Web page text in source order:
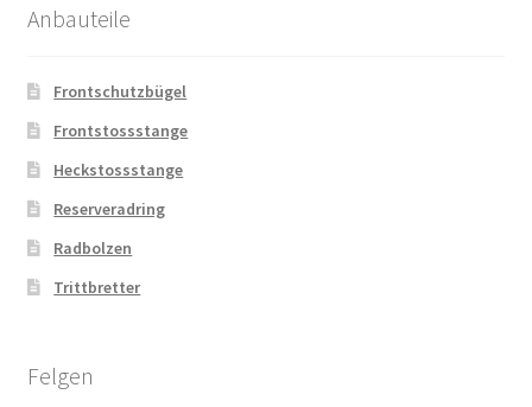
Anbauteile
Frontschutzbügel
Frontstossstange
Heckstossstange
Reserveradring
Radbolzen
Trittbretter
Felgen